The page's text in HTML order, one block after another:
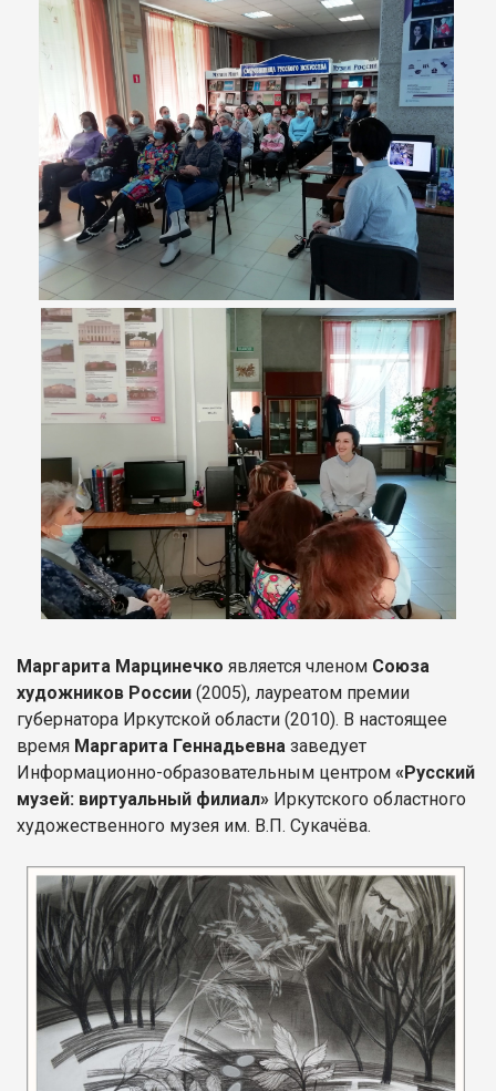
Маргарита Марцинечко является членом Союза
художников России (2005), лауреатом премии
губернатора Иркутской области (2010). В настоящее
время Маргарита Геннадьевна заведует
Информационно-образовательным центром «Русский
музей: виртуальный филиал» Иркутского областного
художественного музея им. В.П. Сукачёва.